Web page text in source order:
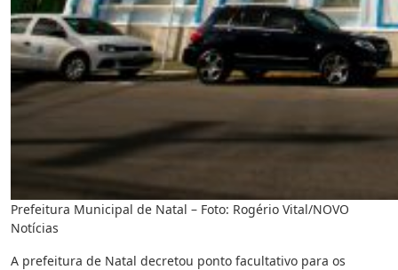
Prefeitura Municipal de Natal – Foto: Rogério Vital/NOVO
Notícias
A prefeitura de Natal decretou ponto facultativo para os